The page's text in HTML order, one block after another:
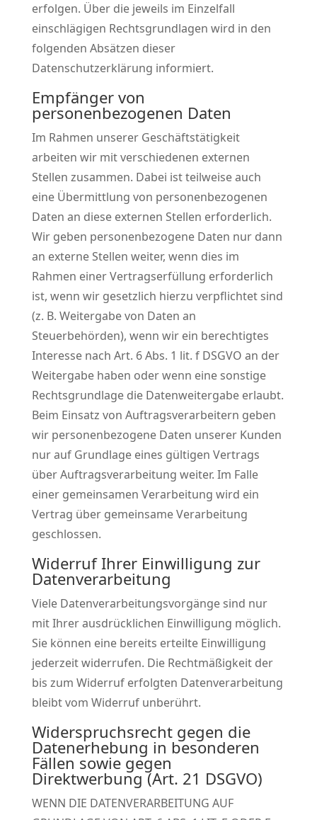
erfolgen. Über die jeweils im Einzelfall
einschlägigen Rechtsgrundlagen wird in den
folgenden Absätzen dieser
Datenschutzerklärung informiert.
Empfänger von
personenbezogenen Daten
Im Rahmen unserer Geschäftstätigkeit
arbeiten wir mit verschiedenen externen
Stellen zusammen. Dabei ist teilweise auch
eine Übermittlung von personenbezogenen
Daten an diese externen Stellen erforderlich.
Wir geben personenbezogene Daten nur dann
an externe Stellen weiter, wenn dies im
Rahmen einer Vertragserfüllung erforderlich
ist, wenn wir gesetzlich hierzu verpflichtet sind
(z. B. Weitergabe von Daten an
Steuerbehörden), wenn wir ein berechtigtes
Interesse nach Art. 6 Abs. 1 lit. f DSGVO an der
Weitergabe haben oder wenn eine sonstige
Rechtsgrundlage die Datenweitergabe erlaubt.
Beim Einsatz von Auftragsverarbeitern geben
wir personenbezogene Daten unserer Kunden
nur auf Grundlage eines gültigen Vertrags
über Auftragsverarbeitung weiter. Im Falle
einer gemeinsamen Verarbeitung wird ein
Vertrag über gemeinsame Verarbeitung
geschlossen.
Widerruf Ihrer Einwilligung zur
Datenverarbeitung
Viele Datenverarbeitungsvorgänge sind nur
mit Ihrer ausdrücklichen Einwilligung möglich.
Sie können eine bereits erteilte Einwilligung
jederzeit widerrufen. Die Rechtmäßigkeit der
bis zum Widerruf erfolgten Datenverarbeitung
bleibt vom Widerruf unberührt.
Widerspruchsrecht gegen die
Datenerhebung in besonderen
Fällen sowie gegen
Direktwerbung (Art. 21 DSGVO)
WENN DIE DATENVERARBEITUNG AUF